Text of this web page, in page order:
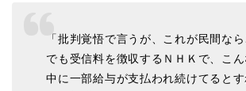
「批判覚悟で言うが、これが民間なら
でも受信料を徴収するＮＨＫで、こ
中に一部給与が支払われ続けてると